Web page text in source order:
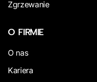
Zgrzewanie
O FIRMIE
O nas
Kariera